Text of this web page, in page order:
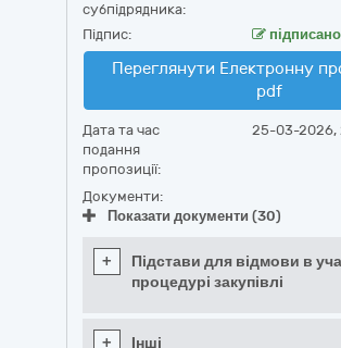
субпідрядника:
Підпис: підписано
Переглянути Електронну
pdf
Дата та час
подання
пропозиції:
25-03-2026,
Документи:
Показати документи (30)
+
Підстави для відмови в
процедурі закупівлі
+ Інші